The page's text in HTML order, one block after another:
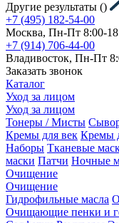
Другие результаты ()
+7 (495) 182-54-00
Москва, Пн-Пт 8:00-
+7 (914) 706-44-00
Владивосток, Пн-Пт
Заказать звонок
Каталог
Уход за лицом
Уход за лицом
Тонеры / Мисты
Кремы для век Кремы
Наборы Тканевые
маски Патчи Ночные
Очищение
Очищение
Гидрофильные масла
Очищающие пенки и